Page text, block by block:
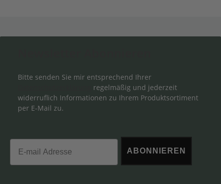
Bitte senden Sie mir entsprechend Ihrer
regelmäßig und jederzeit
widerruflich Informationen zu Ihrem Produktsortiment
per E-Mail zu.
Email
ABONNIEREN